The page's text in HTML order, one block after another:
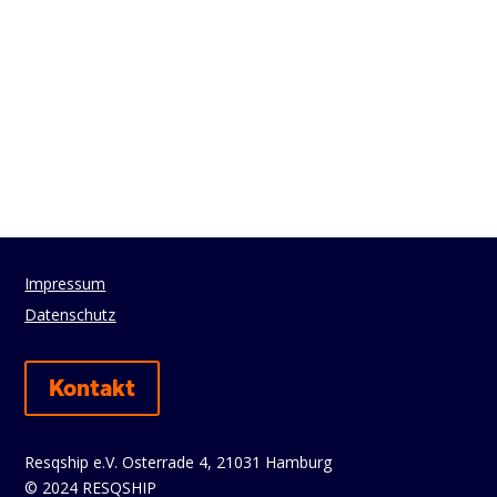
Impressum
Datenschutz
Kontakt
Resqship e.V. Osterrade 4, 21031 Hamburg
© 2024 RESQSHIP